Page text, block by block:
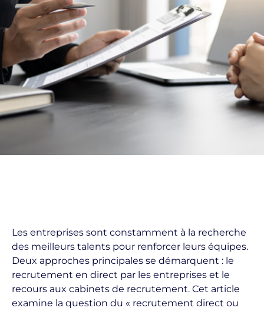
Les entreprises sont constamment à la recherche
des meilleurs talents pour renforcer leurs équipes.
Deux approches principales se démarquent : le
recrutement en direct par les entreprises et le
recours aux cabinets de recrutement. Cet article
examine la question du « recrutement direct ou